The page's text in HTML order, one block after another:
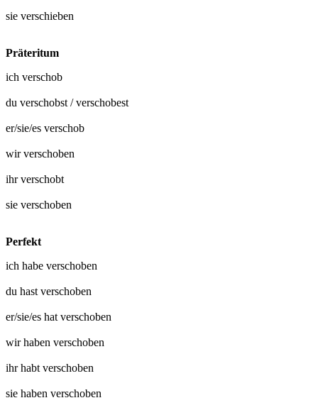
sie verschieben
Präteritum
ich verschob
du verschobst /verschobest
er/sie/es verschob
wirverschoben
ihrverschobt
sie verschoben
Perfekt
ich habe verschoben
du hast verschoben
er/sie/es hat verschoben
wir haben verschoben
ihr habt verschoben
sie haben verschoben